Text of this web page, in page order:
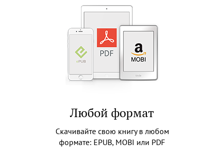
Любой формат
Скачивайте свою книгу в любом
формате: EPUB, MOBI или PDF